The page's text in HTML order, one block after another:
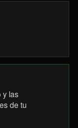
y las
de tu